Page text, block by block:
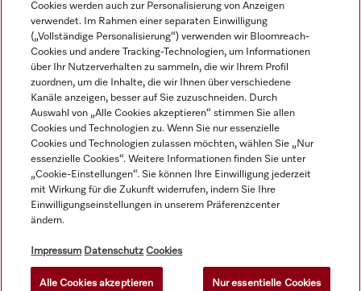
Service
Dekorationsmaterial.
Cookies werden auch zur Personalisierung von Anzeigen
verwendet. Im Rahmen einer separaten Einwilligung
(„Vollständige Personalisierung“) verwenden wir Bloomreach-
Cookies und andere Tracking-Technologien, um Informationen
über Ihr Nutzerverhalten zu sammeln, die wir Ihrem Profil
zuordnen, um die Inhalte, die wir Ihnen über verschiedene
Kanäle anzeigen, besser auf Sie zuzuschneiden. Durch
Auswahl von „Alle Cookies akzeptieren“ stimmen Sie allen
Cookies und Technologien zu. Wenn Sie nur essenzielle
Cookies und Technologien zulassen möchten, wählen Sie „Nur
essenzielle Cookies“. Weitere Informationen finden Sie unter
„Cookie-Einstellungen“. Sie können Ihre Einwilligung jederzeit
mit Wirkung für die Zukunft widerrufen, indem Sie Ihre
Einwilligungseinstellungen in unserem Präferenzcenter
ändern.
Impressum Datenschutz Cookies
Alle Cookies akzeptieren Nur essentielle Cookies